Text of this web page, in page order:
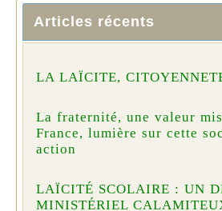
Articles récents
LA LAÏCITE,
La fraternité, une valeur
France, lumière sur cette
action
LAÏCITÉ SCOLAIRE : UN
MINISTÉRIEL